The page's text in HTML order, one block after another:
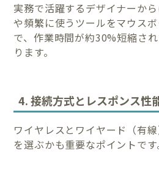
実務で活躍するデザイナーか
や頻繁に使うツールをマウス
で、作業時間が約30%短縮さ
ります。
4. 接続方式とレスポンス性
ワイヤレスとワイヤード（有
を選ぶかも重要なポイントです